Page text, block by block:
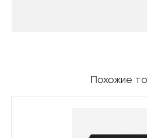
Похожие